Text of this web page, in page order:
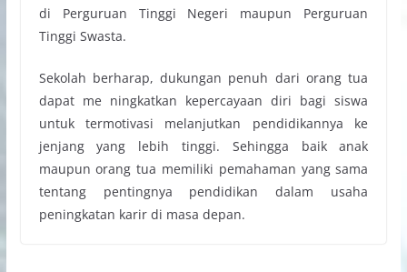
di Perguruan Tinggi Negeri maupun Perguruan
Tinggi Swasta.
Sekolah berharap, dukungan penuh dari orang tua
dapat me ningkatkan kepercayaan diri bagi siswa
untuk termotivasi melanjutkan pendidikannya ke
jenjang yang lebih tinggi. Sehingga baik anak
maupun orang tua memiliki pemahaman yang sama
tentang pentingnya pendidikan dalam usaha
peningkatan karir di masa depan.